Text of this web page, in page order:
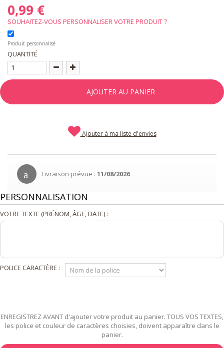
0,99 €
Produit personnalisé
QUANTITÉ
AJOUTER AU PANIER
Ajouter à ma liste d'envies
Livraison prévue : 11/08/2026
PERSONNALISATION
VOTRE TEXTE (PRÉNOM, ÂGE, DATE) :
POLICE CARACTÈRE :
ENREGISTREZ AVANT d'ajouter votre produit au panier. TOUS VOS TEXTES,
les police et couleur de caractères choisies, doivent apparaître dans le
panier.